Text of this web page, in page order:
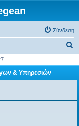
Σύνδεση
ζ
& Υπηρεσιών